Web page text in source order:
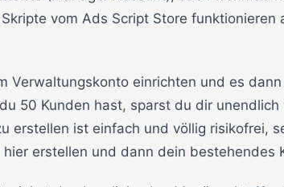
vom Ads Script Store funktionieren
Verwaltungskonto einrichten und es
50 Kunden hast, sparst du dir unendlich
erstellen ist einfach und völlig risikofrei,
erstellen und dann dein bestehendes